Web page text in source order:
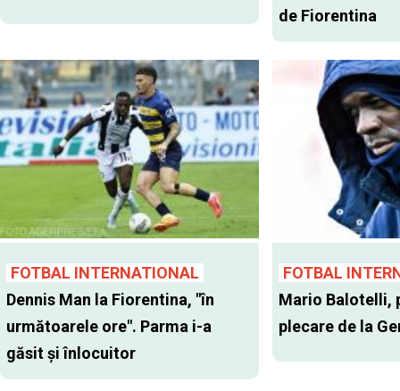
de Fiorentina
FOTBAL INTERNATIONAL
Dennis Man la Fiorentina, "în
următoarele ore". Parma i-a
găsit şi înlocuitor
FOTBAL
Mario Balotelli,
plecare de la